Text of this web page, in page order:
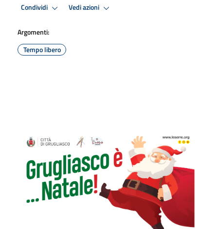
Condividi Vedi azioni
Argomenti:
Tempo libero